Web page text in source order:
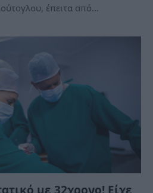
έπειτα από…